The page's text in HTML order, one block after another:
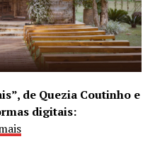
de Quezia Coutinho e
digitais: